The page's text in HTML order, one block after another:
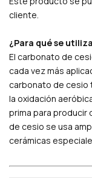
cliente.
¿Para qué se
El carbonato de
cada vez más
carbonato de cesio
la oxidación
prima para
de cesio se usa
cerámicas